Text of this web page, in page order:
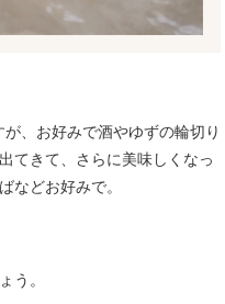
、お好みで酒やゆずの輪切り
てきて、さらに美味しくなっ
などお好みで。
う。